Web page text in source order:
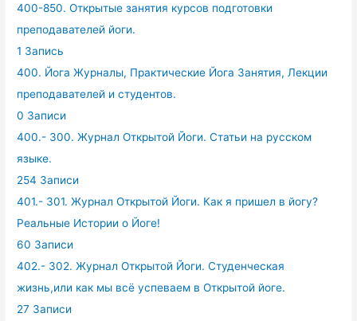
400-850. Открытые занятия курсов подготовки
преподавателей йоги.
1 Запись
400. Йога Журналы, Практические Йога Занятия, Лекции
преподавателей и студентов.
0 Записи
400.- 300. Журнал Открытой Йоги. Статьи на русском
языке.
254 Записи
401.- 301. Журнал Открытой Йоги. Как я пришел в йогу?
Реальные Истории о Йоге!
60 Записи
402.- 302. Журнал Открытой Йоги. Студенческая
жизнь,или как мы всё успеваем в Открытой йоге.
27 Записи